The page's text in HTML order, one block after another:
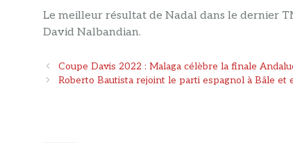
Le meilleur résultat de Nadal dans le dernier
David Nalbandian.
Navigation
des
Coupe Davis 2022 : Malaga célèbre la finale
Roberto Bautista rejoint le parti espagnol à Bâle et